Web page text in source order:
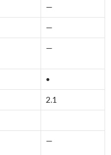
—
—
—
•
2.1
—